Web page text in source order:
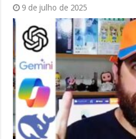
9 de julho de 2025